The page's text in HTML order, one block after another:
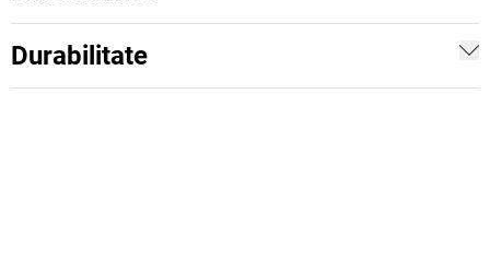
Durabilitate